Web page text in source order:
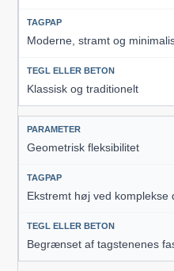
Moderne, stramt og
Klassisk og traditionelt
Geometrisk fleksibilitet
Ekstremt høj ved komplekse
Begrænset af tagstenenes